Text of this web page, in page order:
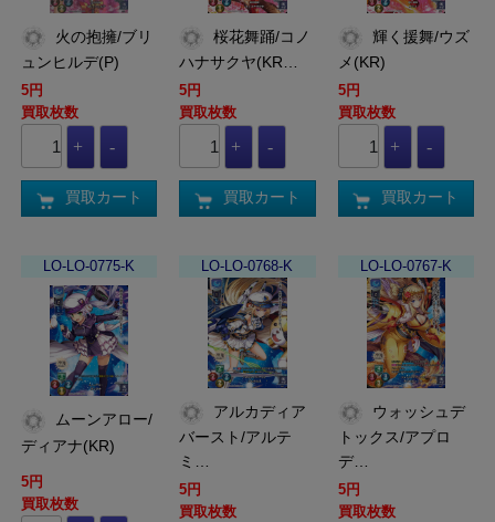
ュンヒルデ(P)
5円
買取枚数
買取カート
桜花舞踊/コノ
ハナサクヤ(KR…
5円
買取枚数
買取カート
メ(KR)
5円
買取枚数
買取カート
LO-LO-0775-K
ディアナ(KR)
5円
買取枚数
LO-LO-0768-K
バースト/アルテ
ミ…
5円
買取枚数
LO-LO-0767-K
トックス/アプロ
デ…
5円
買取枚数